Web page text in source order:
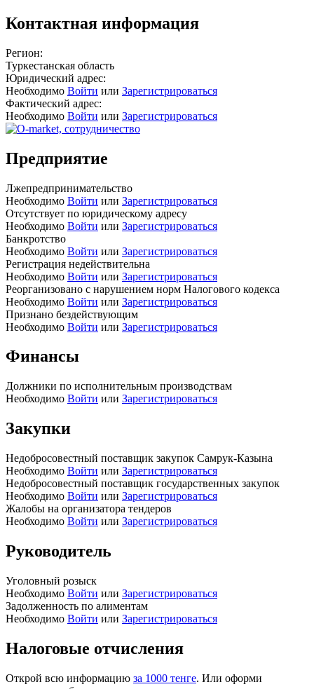
Контактная информация
Регион:
Туркестанская область
Юридический адрес:
Необходимо Войти или Зарегистрироваться
Фактический адрес:
Необходимо Войти или Зарегистрироваться
Предприятие
Лжепредпринимательство
Необходимо Войти или Зарегистрироваться
Отсутствует по юридическому адресу
Необходимо Войти или Зарегистрироваться
Банкротство
Необходимо Войти или Зарегистрироваться
Регистрация недействительна
Необходимо Войти или Зарегистрироваться
Реорганизовано с нарушением норм Налогового кодекса
Необходимо Войти или Зарегистрироваться
Признано бездействующим
Необходимо Войти или Зарегистрироваться
Финансы
Должники по исполнительным производствам
Необходимо Войти или Зарегистрироваться
Закупки
Недобросовестный поставщик закупок Самрук-Казына
Необходимо Войти или Зарегистрироваться
Недобросовестный поставщик государственных закупок
Необходимо Войти или Зарегистрироваться
Жалобы на организатора тендеров
Необходимо Войти или Зарегистрироваться
Руководитель
Уголовный розыск
Необходимо Войти или Зарегистрироваться
Задолженность по алиментам
Необходимо Войти или Зарегистрироваться
Налоговые отчисления
Открой всю информацию за 1000 тенге. Или оформи